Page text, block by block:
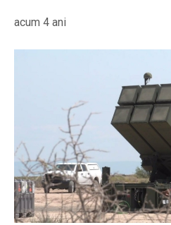
acum 4 ani